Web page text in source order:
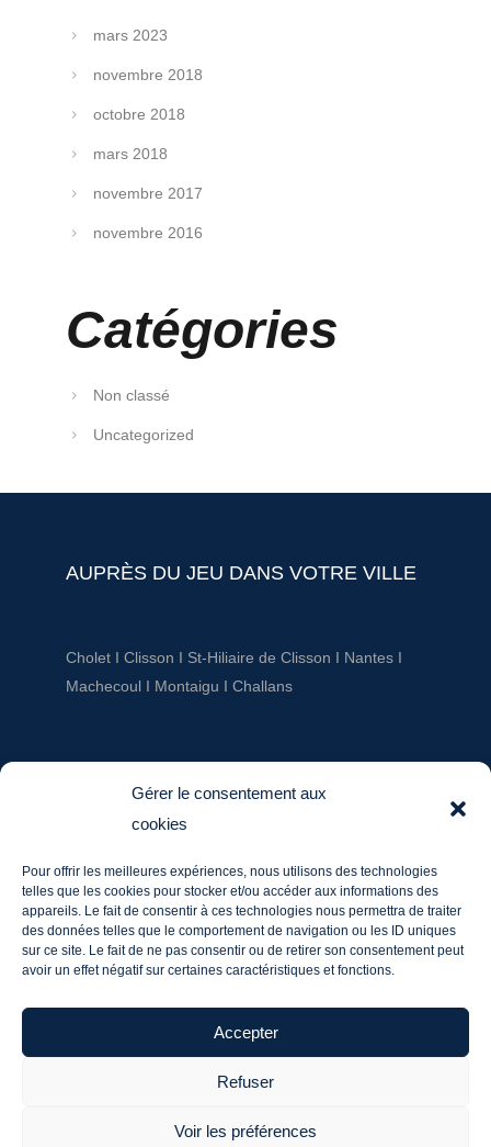
Gérer le consentement aux
cookies
Pour offrir les meilleures expériences, nous utilisons des technologies
telles que les cookies pour stocker et/ou accéder aux informations des
appareils. Le fait de consentir à ces technologies nous permettra de traiter
des données telles que le comportement de navigation ou les ID uniques
sur ce site. Le fait de ne pas consentir ou de retirer son consentement peut
avoir un effet négatif sur certaines caractéristiques et fonctions.
Accepter
Refuser
Voir les préférences
mars 2023
novembre 2018
octobre 2018
mars 2018
novembre 2017
novembre 2016
Catégories
Non classé
Uncategorized
AUPRÈS DU JEU DANS VOTRE VILLE
CholetI Clisson I St-Hiliaire de Clisson I NantesI
Machecoul I Montaigu I Challans
AUPRÈS DU JEU
Tél. : 06 20 60 03 36
Mentions légales
© 2024 Auprès du Jeu - Site créé sous WordPress